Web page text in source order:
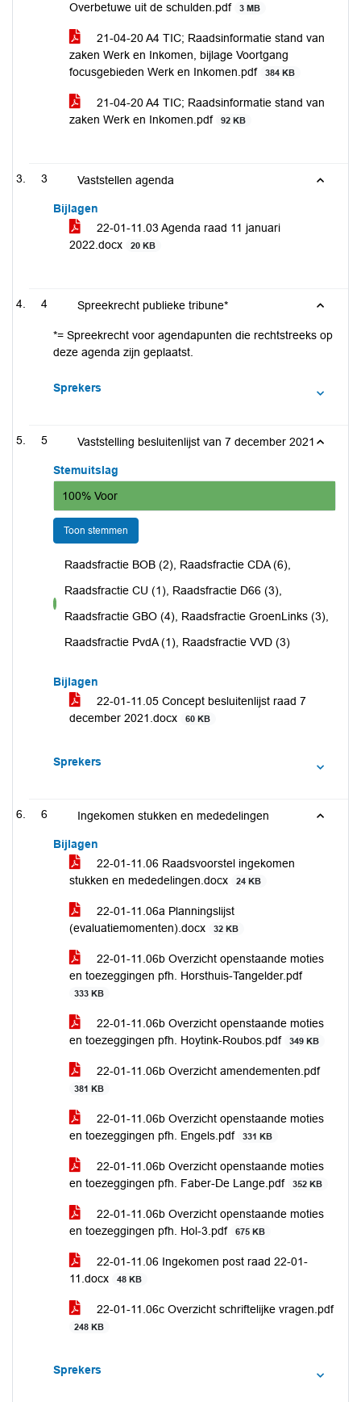
Overbetuwe uit de schulden.pdf
3 MB
21-04-20 A4 TIC; Raadsinformatie stand van
zaken Werk en Inkomen, bijlage Voortgang
focusgebieden Werk en Inkomen.pdf
384 KB
21-04-20 A4 TIC; Raadsinformatie stand van
zaken Werk en Inkomen.pdf
92 KB
3 Vaststellen agenda
Bijlagen
22-01-11.03 Agenda raad 11 januari
2022.docx
20 KB
4 Spreekrecht publieke tribune*
*= Spreekrecht voor agendapunten die rechtstreeks op
deze agenda zijn geplaatst.
Sprekers
5 Vaststelling besluitenlijst van 7 december 2021
Stemuitslag
100% Voor
Toon stemmen
voor
Raadsfractie BOB (2), Raadsfractie CDA (6),
Raadsfractie CU (1), Raadsfractie D66 (3),
Raadsfractie GBO (4), Raadsfractie GroenLinks (3),
Raadsfractie PvdA (1), Raadsfractie VVD (3)
Bijlagen
22-01-11.05 Concept besluitenlijst raad 7
december 2021.docx
60 KB
Sprekers
6 Ingekomen stukken en mededelingen
Bijlagen
22-01-11.06 Raadsvoorstel ingekomen
stukken en mededelingen.docx
24 KB
22-01-11.06a Planningslijst
(evaluatiemomenten).docx
32 KB
22-01-11.06b Overzicht openstaande moties
en toezeggingen pfh. Horsthuis-Tangelder.pdf
333 KB
22-01-11.06b Overzicht openstaande moties
en toezeggingen pfh. Hoytink-Roubos.pdf
349 KB
22-01-11.06b Overzicht amendementen.pdf
381 KB
22-01-11.06b Overzicht openstaande moties
en toezeggingen pfh. Engels.pdf
331 KB
22-01-11.06b Overzicht openstaande moties
en toezeggingen pfh. Faber-De Lange.pdf
352 KB
22-01-11.06b Overzicht openstaande moties
en toezeggingen pfh. Hol-3.pdf
675 KB
22-01-11.06 Ingekomen post raad 22-01-
11.docx
48 KB
22-01-11.06c Overzicht schriftelijke vragen.pdf
248 KB
Sprekers